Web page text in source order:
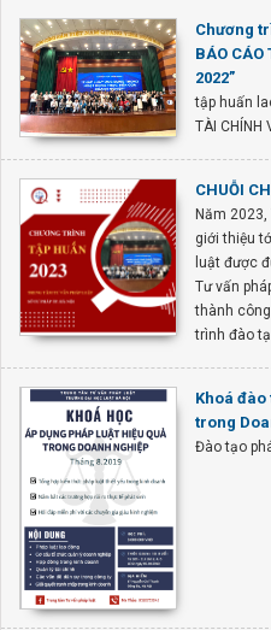
Chương
BÁO CÁO
2022”
tập huấn
TÀI CHÍNH
CHUỖI
Năm
giới thiệu
luật được
Tư vấn
thành
trình đào
Khoá đào
trong
Đào tạo